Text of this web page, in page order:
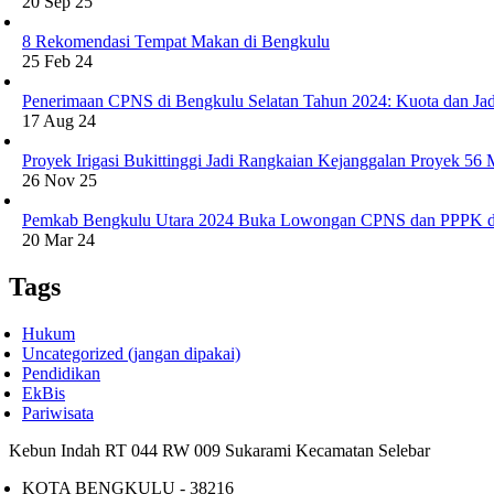
8 Rekomendasi Tempat Makan di Bengkulu
25 Feb 24
Penerimaan CPNS di Bengkulu Selatan Tahun 2024: Kuota dan
17 Aug 24
Proyek Irigasi Bukittinggi Jadi Rangkaian Kejanggalan Proyek
26 Nov 25
Pemkab Bengkulu Utara 2024 Buka Lowongan CPNS dan PPPK
20 Mar 24
Tags
Hukum
Uncategorized (jangan dipakai)
Pendidikan
EkBis
Pariwisata
Kebun Indah RT 044 RW 009 Sukarami Kecamatan Selebar
KOTA BENGKULU - 38216